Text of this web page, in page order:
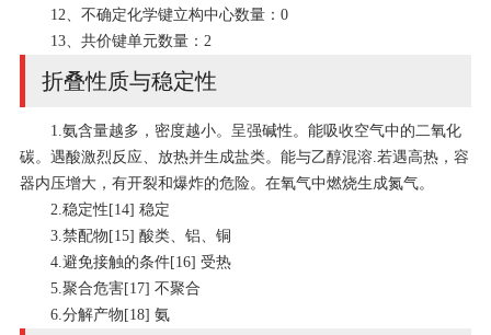
12、不确定化学键立构中心数量：0
13、共价键单元数量：2
折叠性质与稳定性
1.氨含量越多，密度越小。呈强碱性。能吸收空气中的二氧化
碳。遇酸激烈反应、放热并生成盐类。能与乙醇混溶.若遇高热，容
器内压增大，有开裂和爆炸的危险。在氧气中燃烧生成氮气。
2.稳定性[14] 稳定
3.禁配物[15] 酸类、铝、铜
4.避免接触的条件[16] 受热
5.聚合危害[17] 不聚合
6.分解产物[18] 氨